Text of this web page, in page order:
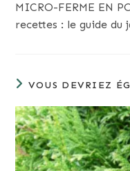
MICRO-FERME EN
recettes : le guide du
VOUS DEVRIEZ